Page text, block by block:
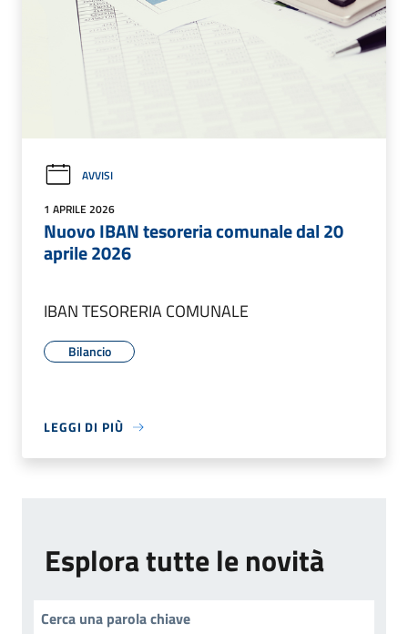
AVVISI
1 APRILE 2026
Nuovo IBAN tesoreria comunale dal 20
aprile 2026
IBAN TESORERIA COMUNALE
Bilancio
LEGGI DI PIÙ
Esplora tutte le novità